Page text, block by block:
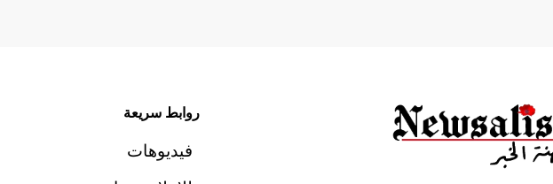
روابط سريعة
فيديوهات